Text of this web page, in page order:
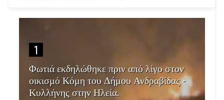
1
Φωτιά εκδηλώθηκε πριν από λίγο στον
οικισμό Κόμη του Δήμου Ανδραβίδας -
Κυλλήνης στην Ηλεία.